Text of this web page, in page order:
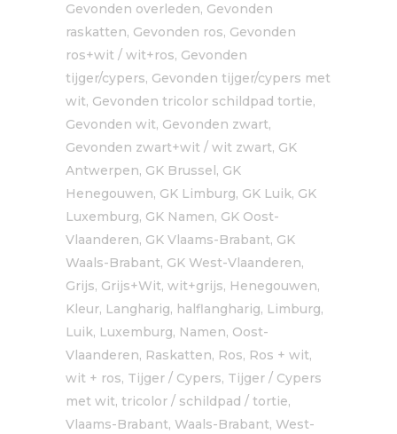
Gevonden overleden, Gevonden
raskatten, Gevonden ros, Gevonden
ros+wit / wit+ros, Gevonden
tijger/cypers, Gevonden tijger/cypers met
wit, Gevonden tricolor schildpad tortie,
Gevonden wit, Gevonden zwart,
Gevonden zwart+wit / wit zwart, GK
Antwerpen, GK Brussel, GK
Henegouwen, GK Limburg, GK Luik, GK
Luxemburg, GK Namen, GK Oost-
Vlaanderen, GK Vlaams-Brabant, GK
Waals-Brabant, GK West-Vlaanderen,
Grijs, Grijs+Wit, wit+grijs, Henegouwen,
Kleur, Langharig, halflangharig, Limburg,
Luik, Luxemburg, Namen, Oost-
Vlaanderen, Raskatten, Ros, Ros + wit,
wit + ros, Tijger / Cypers, Tijger / Cypers
met wit, tricolor / schildpad / tortie,
Vlaams-Brabant, Waals-Brabant, West-